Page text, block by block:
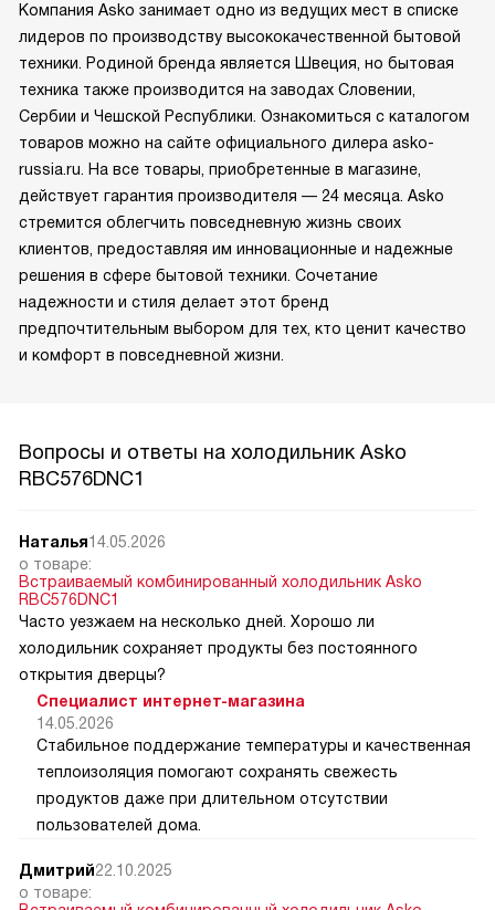
Компания Asko занимает одно из ведущих мест в списке
лидеров по производству высококачественной бытовой
техники. Родиной бренда является Швеция, но бытовая
техника также производится на заводах Словении,
Сербии и Чешской Республики. Ознакомиться с каталогом
товаров можно на сайте официального дилера asko-
russia.ru. На все товары, приобретенные в магазине,
действует гарантия производителя — 24 месяца. Asko
стремится облегчить повседневную жизнь своих
клиентов, предоставляя им инновационные и надежные
решения в сфере бытовой техники. Сочетание
надежности и стиля делает этот бренд
предпочтительным выбором для тех, кто ценит качество
и комфорт в повседневной жизни.
Вопросы и ответы на холодильник Asko
RBC576DNC1
Наталья14.05.2026
о товаре:
Встраиваемый комбинированный холодильник Asko
RBC576DNC1
Часто уезжаем на несколько дней. Хорошо ли
холодильник сохраняет продукты без постоянного
открытия дверцы?
Специалист интернет-магазина
14.05.2026
Стабильное поддержание температуры и качественная
теплоизоляция помогают сохранять свежесть
продуктов даже при длительном отсутствии
пользователей дома.
Дмитрий22.10.2025
о товаре: